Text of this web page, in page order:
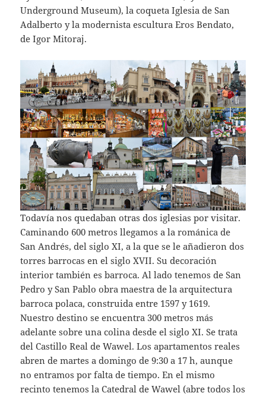
Underground Museum), la coqueta Iglesia de San
Adalberto y la modernista escultura Eros Bendato,
de Igor Mitoraj.
Todavía nos quedaban otras dos iglesias por visitar.
Caminando 600 metros llegamos a la románica de
San Andrés, del siglo XI, a la que se le añadieron dos
torres barrocas en el siglo XVII. Su decoración
interior también es barroca. Al lado tenemos de San
Pedro y San Pablo obra maestra de la arquitectura
barroca polaca, construida entre 1597 y 1619.
Nuestro destino se encuentra 300 metros más
adelante sobre una colina desde el siglo XI. Se trata
del Castillo Real de Wawel. Los apartamentos reales
abren de martes a domingo de 9:30 a 17 h, aunque
no entramos por falta de tiempo. En el mismo
recinto tenemos la Catedral de Wawel (abre todos los